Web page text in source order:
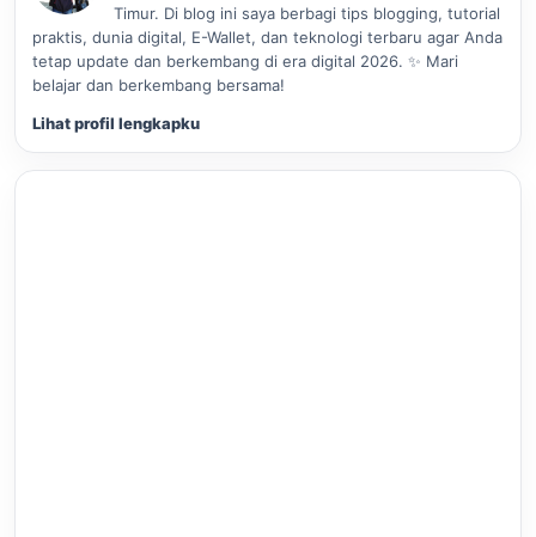
Timur. Di blog ini saya berbagi tips blogging, tutorial
praktis, dunia digital, E-Wallet, dan teknologi terbaru agar Anda
tetap update dan berkembang di era digital 2026. ✨ Mari
belajar dan berkembang bersama!
Lihat profil lengkapku